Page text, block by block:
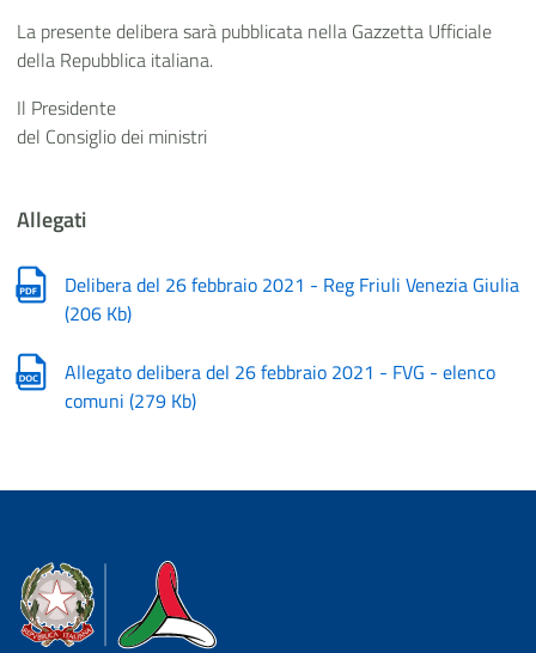
La presente delibera sarà pubblicata nella Gazzetta Ufficiale
della Repubblica italiana.
Il Presidente
del Consiglio dei ministri
Allegati
Delibera del 26 febbraio 2021 - Reg Friuli Venezia Giulia
(206 Kb)
Allegato delibera del 26 febbraio 2021 - FVG - elenco
comuni (279 Kb)
Dipartimento della Protezione Civile